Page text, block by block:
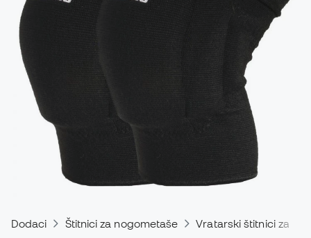
Dodaci Štitnici za nogometaše Vratarski štitnici za